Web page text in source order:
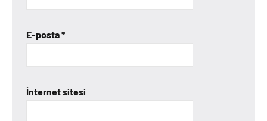
E-posta*
İnternet sitesi